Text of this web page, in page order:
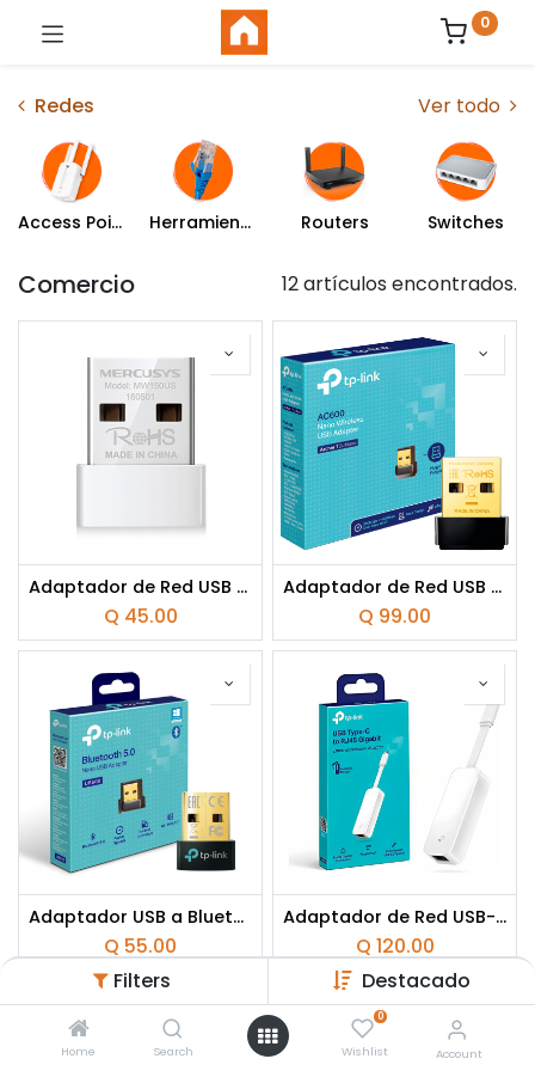
Filters Destacado
Home Search
0
Wishlist Account
0
Redes Ver todo
Access Point o Extensores Herramientas y Cables de Red Routers Switches
Comercio 12 artículos encontrados.
Adaptador de Red USB a Wi-Fi Mercusys N150 Nano 150mbps
Q 45.00
Adaptador de Red USB a Wi-Fi Bluetooth TP-Link Archer T2UB Nano AC600 Doble Banda 200-433Mbps
Q 99.00
Adaptador USB a Bluetooth TP-Link UB500 Nano
Q 55.00
Adaptador de Red USB-C a Ethernet TP-Link UE300C 1000Mbps
Q 120.00